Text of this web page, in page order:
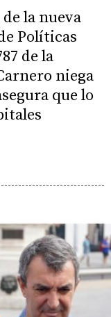
la nueva
Políticas
de la
niega
que lo